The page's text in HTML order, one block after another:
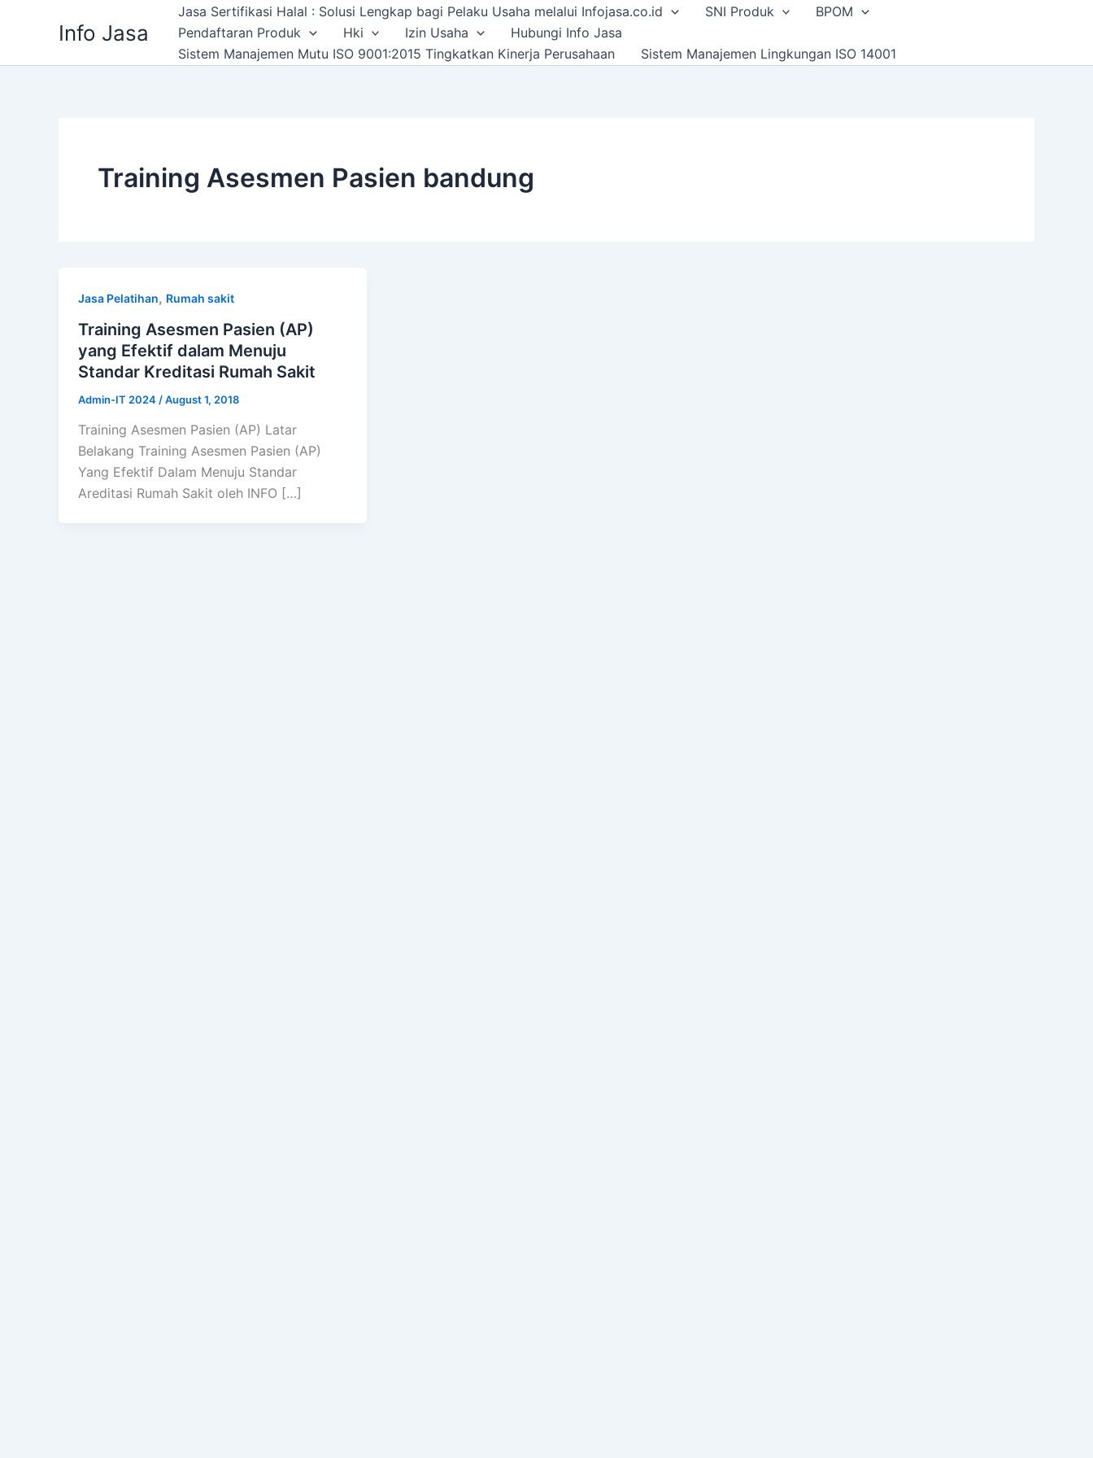
Info Jasa
Jasa Sertifikasi Halal : Solusi Lengkap bagi Pelaku Usaha melalui Infojasa.co.id SNI Produk
BPOM
Pendaftaran Produk
Hki Izin Usaha
Hubungi Info Jasa
Sistem Manajemen Mutu ISO 9001:2015 Tingkatkan Kinerja Perusahaan
Sistem Manajemen Lingkungan ISO 14001
Training Asesmen Pasien bandung
Jasa Pelatihan, Rumah sakit
Training Asesmen Pasien (AP)
yang Efektif dalam Menuju
Standar Kreditasi Rumah Sakit
Admin-IT 2024 /August 1, 2018
Training Asesmen Pasien (AP) Latar
Belakang Training Asesmen Pasien (AP)
Yang Efektif Dalam Menuju Standar
Areditasi Rumah Sakit oleh INFO […]